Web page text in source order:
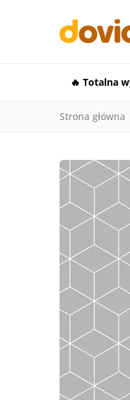
🔥 Totalna
Strona główna